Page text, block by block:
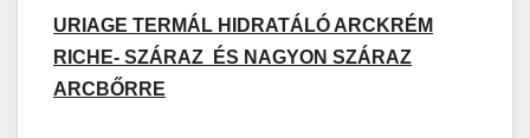
URIAGE TERMÁL HIDRATÁLÓ ARCKRÉM
RICHE- SZÁRAZ ÉS NAGYON SZÁRAZ
ARCBŐRRE